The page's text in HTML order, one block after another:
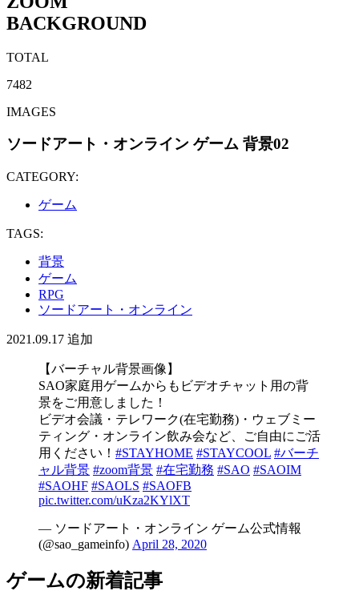
BACKGROUND
TOTAL
7482
IMAGES
ソードアート・オンライン ゲーム 背景02
CATEGORY:
ゲーム
TAGS:
背景
ゲーム
RPG
ソードアート・オンライン
2021.09.17 追加
【バーチャル背景画像】
SAO家庭用ゲームからもビデオチャット用の背
景をご用意しました！
ビデオ会議・テレワーク(在宅勤務)・ウェブミー
ティング・オンライン飲み会など、ご自由にご活
用ください！ #STAYHOME #STAYCOOL #バーチ
ャル背景 #zoom背景 #在宅勤務 #SAO #SAOIM
#SAOHF #SAOLS #SAOFB
pic.twitter.com/uKza2KYlXT
— ソードアート・オンライン ゲーム公式情報
(@sao_gameinfo) April 28, 2020
ゲームの新着記事